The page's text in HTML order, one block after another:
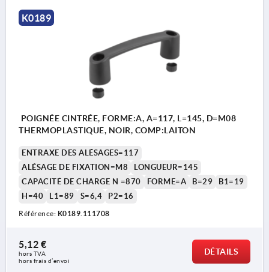
K0189
POIGNÉE CINTRÉE, FORME:A, A=117, L=145, D=M08
THERMOPLASTIQUE, NOIR, COMP:LAITON
ENTRAXE DES ALÉSAGES=117
ALÉSAGE DE FIXATION=M8
LONGUEUR=145
CAPACITÉ DE CHARGE N =870
FORME=A B=29
B1=19
H=40
L1=89 S=6,4 P2=16
Référence: K0189.111708
5,12 €
hors TVA
hors frais d’envoi
DÉTAILS